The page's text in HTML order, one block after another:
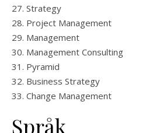
Strategy
Project Management
Management
Management Consulting
Pyramid
Business Strategy
Change Management
Språk